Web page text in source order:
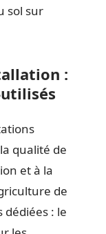
sol sur
:
qualité de
et à la
de
dédiées : le